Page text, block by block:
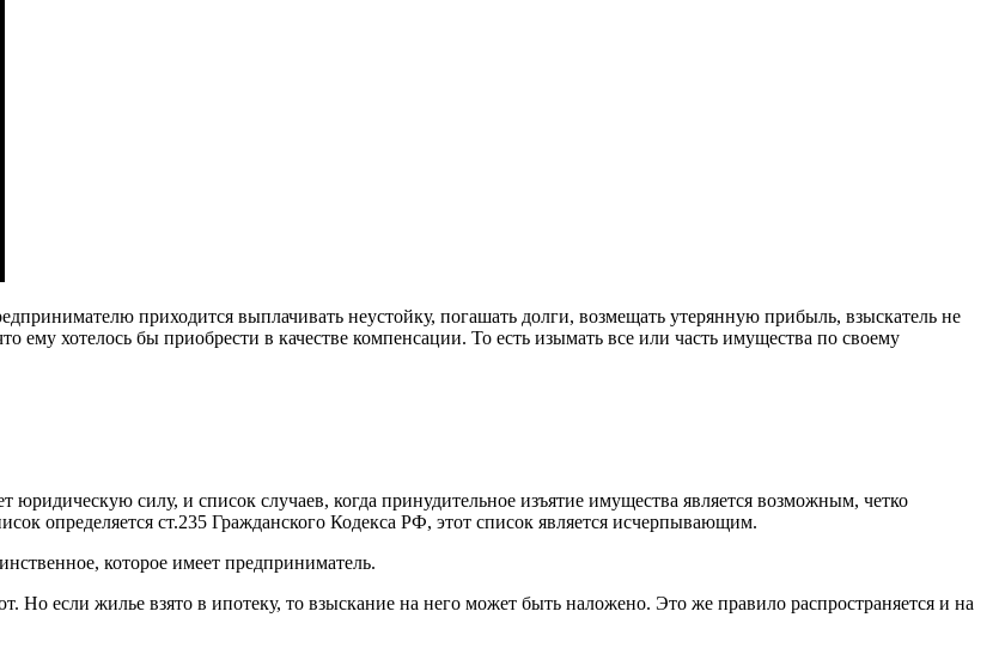
приходится выплачивать неустойку, погашать долги, возмещать утерянную прибыль, взыскатель не
ему хотелось бы приобрести в качестве компенсации. То есть изымать все или часть имущества по своему
силу, и список случаев, когда принудительное изъятие имущества является возможным, четко
определяется ст.235 Гражданского Кодекса РФ, этот список является исчерпывающим.
которое имеет предприниматель.
Но если жилье взято в ипотеку, то взыскание на него может быть наложено. Это же правило распространяется и на